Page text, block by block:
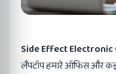
Side Effect Electronic
लैपटॉप हमारे ऑफिस और